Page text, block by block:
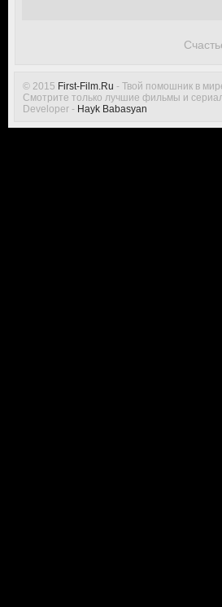
© 2015 First-Film.Ru - Твой помошник в
Смотрите только лучшие фильмы и
Developer - Hayk Babasyan